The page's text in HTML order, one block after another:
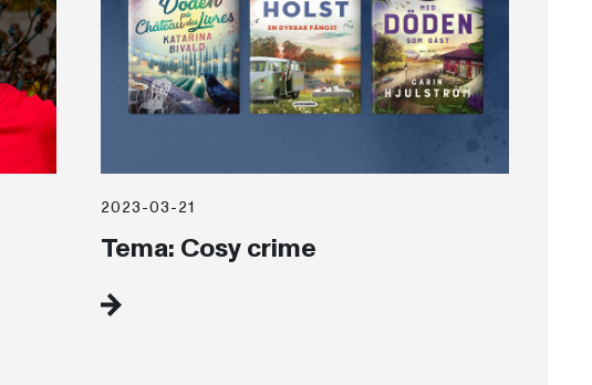
2023-03-21
Tema: Cosy crime